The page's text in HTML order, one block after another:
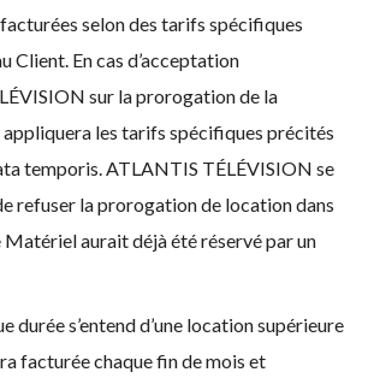
selon des tarifs spécifiques
Client. En cas d’acceptation
sur la prorogation de la
les tarifs spécifiques précités
temporis. ATLANTIS TÉLÉVISION se
refuser la prorogation de location dans
Matériel aurait déjà été réservé par un
durée s’entend d’une location supérieure
facturée chaque fin de mois et